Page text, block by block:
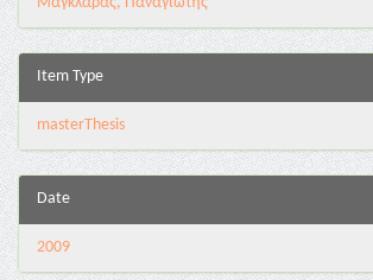
Item Type
masterThesis
Date
2009